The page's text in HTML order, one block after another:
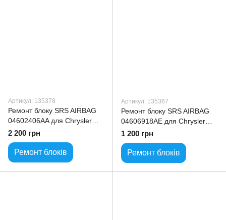
Артикул: 135378
Ремонт блоку SRS AIRBAG
04602406AA для Chrysler
Sebring
2 200 грн
Ремонт блоків
Артикул: 135367
Ремонт блоку SRS AIRBAG
04606918AE для Chrysler
Pacifica
1 200 грн
Ремонт блоків